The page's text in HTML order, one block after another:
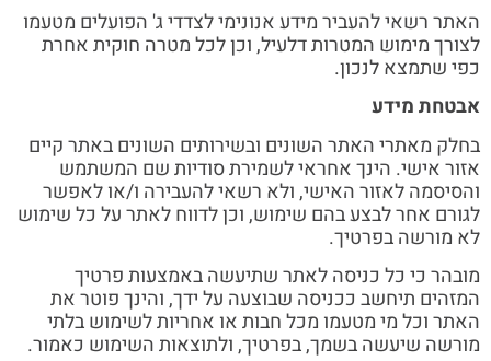
האתר רשאי להעביר מידע אנונימי לצדדי ג' הפועלים מטעמו
לצורך מימוש המטרות דלעיל, וכן לכל מטרה חוקית אחרת
כפי שתמצא לנכון.
אבטחת מידע
בחלק מאתרי האתר השונים ובשירותים השונים באתר קיים
אזור אישי. הינך אחראי לשמירת סודיות שם המשתמש
והסיסמה לאזור האישי, ולא רשאי להעבירה ו/או לאפשר
לגורם אחר לבצע בהם שימוש, וכן לדווח לאתר על כל שימוש
לא מורשה בפרטיך.
מובהר כי כל כניסה לאתר שתיעשה באמצעות פרטיך
המזהים תיחשב ככניסה שבוצעה על ידך, והינך פוטר את
האתר וכל מי מטעמו מכל חבות או אחריות לשימוש בלתי
מורשה שיעשה בשמך, בפרטיך, ולתוצאות השימוש כאמור.